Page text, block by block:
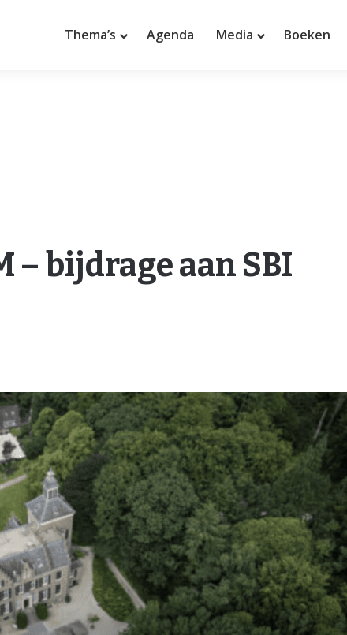
Thema’s Agenda Media Boeken
– bijdrage aan SBI